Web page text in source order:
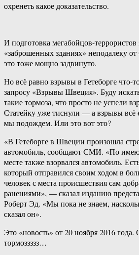
охренеть какое доказательство.
И подготовка мегабойцов-террористов
«заброшенных зданиях» неподалеку
это тоже мощно задвинуто.
Но всё равно взрывы в Гетеборге что-
запросу «Взрывы Швеция». Буду
такие тормоза, что просто не успели
Статейку уже тиснули — а взрывы
мы подождем. Или это вот это?
«В Гетеборге в Швеции произошла
автомобиль, сообщают СМИ. «По
месте также взорвался автомобиль.
который отправился своим ходом в
человек с места происшествия сам
ранениями», — сказал изданию
Роберт Эд. «Мы пока не знаем,
сказал он».
Это «новость» от 20 ноября 2016
тормоззззз…